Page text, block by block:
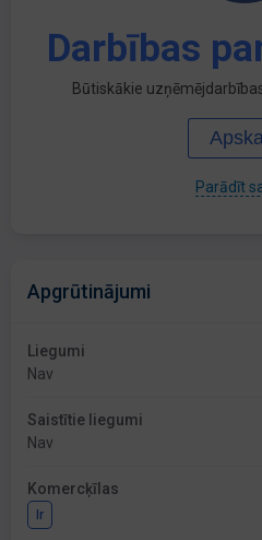
Darbības
Būtiskākie
Parādīt
Apgrūtinājumi
Liegumi
Nav
Saistītie liegumi
Nav
Komercķīlas
Ir